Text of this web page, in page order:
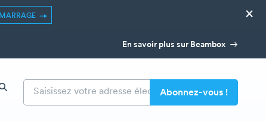
×
En savoir plus sur Beambox